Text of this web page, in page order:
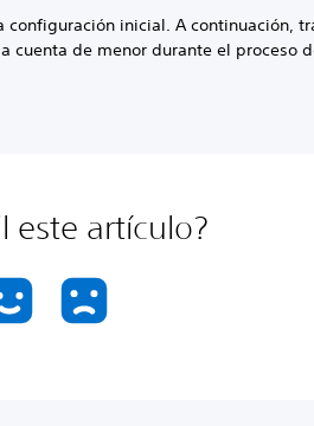
configuración inicial. A continuación,
cuenta de menor durante el proceso
este artículo?